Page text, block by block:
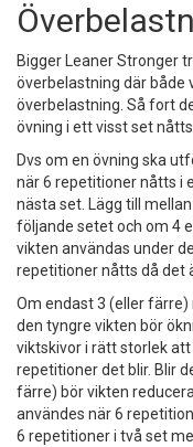
Bigger Leaner Stronger
överbelastning där
överbelastning. Så fort
övning i ett visst set
Dvs om en övning ska
när 6 repetitioner nåtts i
nästa set. Lägg till
följande setet och om 4
vikten användas under
repetitioner nåtts då det
Om endast 3 (eller
den tyngre vikten bör
viktskivor i rätt storlek
repetitioner det blir. Blir
färre) bör vikten
användes när 6
6 repetitioner i två set